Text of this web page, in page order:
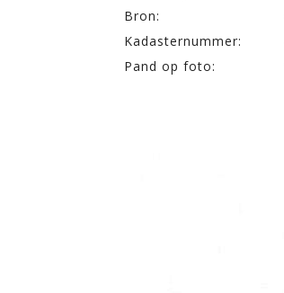
Bron:
Kadasternummer:
Pand op foto: